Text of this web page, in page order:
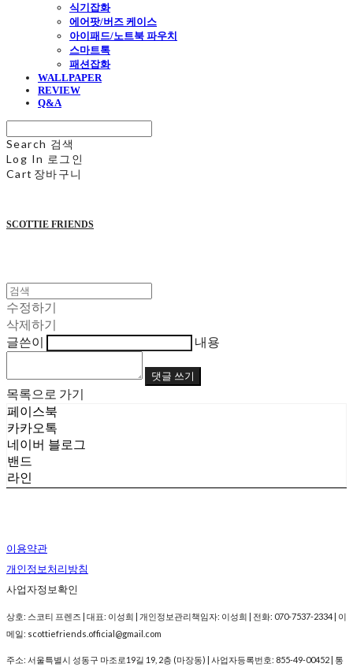
식기잡화
에어팟/버즈 케이스
아이패드/노트북 파우치
스마트톡
패션잡화
WALLPAPER
REVIEW
Q&A
Search 검색
Log In 로그인
Cart 장바구니
SCOTTIE FRIENDS
수정하기
삭제하기
글쓴이
내용
댓글 쓰기
목록으로 가기
페이스북
카카오톡
네이버 블로그
밴드
라인
이용약관
개인정보처리방침
사업자정보확인
상호: 스코티 프렌즈 | 대표: 이성희 | 개인정보관리책임자: 이성희 | 전화: 070-7537-2334 | 이
메일: scottiefriends.official@gmail.com
주소: 서울특별시 성동구 마조로19길 19, 2층 (마장동) | 사업자등록번호: 855-49-00452 | 통